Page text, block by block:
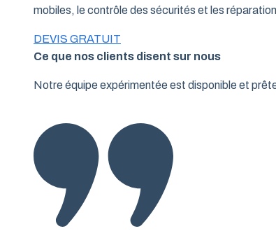
mobiles, le contrôle des sécurités et les
DEVIS GRATUIT
Ce que nos clients disent sur nous
Notre équipe expérimentée est disponible et